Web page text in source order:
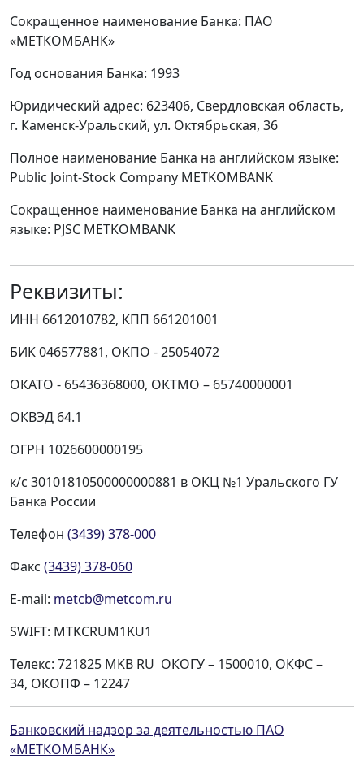
Сокращенное наименование Банка: ПАО
«МЕТКОМБАНК»
Год основания Банка: 1993
Юридический адрес: 623406, Свердловская область,
г. Каменск-Уральский, ул. Октябрьская, 36
Полное наименование Банка на английском языке:
Public Joint-Stock Company METKOMBANK
Сокращенное наименование Банка на английском
языке: PJSC METKOMBANK
Реквизиты:
ИНН 6612010782, КПП 661201001
БИК 046577881, ОКПО - 25054072
ОКАТО - 65436368000, ОКТМО – 65740000001
ОКВЭД 64.1
ОГРН 1026600000195
к/с 30101810500000000881 в ОКЦ №1 Уральского ГУ
Банка России
Телефон (3439) 378-000
Факс (3439) 378-060
E-mail: metcb@metcom.ru
SWIFT: MTKCRUM1KU1
Телекс: 721825 MKB RU ОКОГУ – 1500010, ОКФС –
34, ОКОПФ – 12247
Банковский надзор за деятельностью ПАО
«МЕТКОМБАНК»